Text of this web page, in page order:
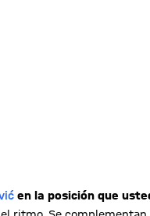
en la posición que